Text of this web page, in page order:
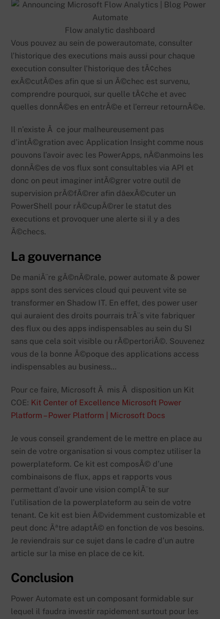
Flow analytic dashboard
Vous pouvez au sein de powerautomate, consulter
l’historique des executions mais aussi pour chaque
execution consulter l’historique des tÃ¢ches
exÃ©cutÃ©es afin que si un Ã©chec est survenu,
comprendre pourquoi, sur quelle tÃ¢che et avec
quelles donnÃ©es en entrÃ©e et l’erreur retournÃ©e.
Il n’existe Ã ce jour malheureusement pas
d’intÃ©gration avec Application Insight comme nous
pouvons l’avoir avec les PowerApps, nÃ©anmoins les
donnÃ©es de vos flux sont consultables via API et
donc on peut imaginer intÃ©grer votre outil de
supervision prÃ©fÃ©rer afin dâexÃ©cuter un
PowerShell pour rÃ©cupÃ©rer le statut des
executions et provoquer une alerte si il y a des
Ã©checs.
La gouvernance
De maniÃ¨re gÃ©nÃ©rale, power automate & power
apps sont des services cloud qui peuvent vite se
transformer en Shadow IT. En effet, des power user
qui auraient des droits pourrais trÃ¨s vite fabriquer
des flux ou des apps indispensables au sein du SI
sans que cela soit visible ou rÃ©pertoriÃ©. Souvenez
vous de la bonne Ã©poque des applications access
indispensables au business…
Pour ce faire, Microsoft Ã mis Ã disposition un Kit
COE: Kit Center of Excellence Microsoft Power
Platform – Power Platform | Microsoft Docs
Je vous conseil grandement de le mettre en place au
sein de votre organisation si vous comptez utiliser la
powerplateform. Ce kit est composÃ© d’une
combinaisons de flux, apps et rapports vous
permettant d’avoir une vision complÃ¨te sur
l’utilisation de la powerplateform au sein de votre
tenant. Ce kit est bien Ã©videmment customizable et
peut donc Ãªtre adaptÃ© en fonction de vos besoins.
Je reviendrais sur ce sujet dans le cadre d’un autre
article sur la mise en place de ce kit.
Conclusion
Power Automate est un composant formidable sur
lequel il faudra investir rapidement surtout pour les